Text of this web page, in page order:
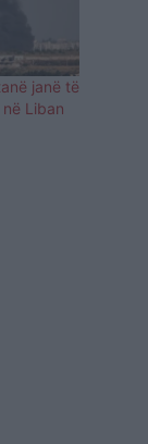
janë të
Liban